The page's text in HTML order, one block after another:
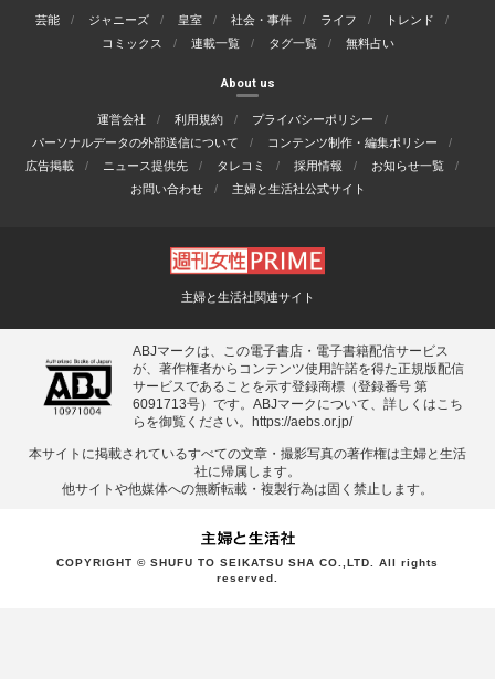
芸能 ジャニーズ 皇室 社会・事件 ライフ
トレンド
コミックス
連載一覧 タグ一覧 無料占い
About us
運営会社 利用規約
プライバシーポリシー
パーソナルデータの外部送信について
コンテンツ制作・編集ポリシー
広告掲載
ニュース提供先 タレコミ 採用情報
お知らせ一覧
お問い合わせ
主婦と生活社公式サイト
主婦と生活社関連サイト
ABJマークは、この電子書店・電子書籍配信サービス
が、著作権者からコンテンツ使用許諾を得た正規版配信
サービスであることを示す登録商標（登録番号 第
6091713号）です。ABJマークについて、詳しくはこち
らを御覧ください。
https://aebs.or.jp/
本サイトに掲載されているすべての⽂章・撮影写真の著作権は主婦と⽣活
社に帰属します。
他サイトや他媒体への無断転載・複製⾏為は固く禁⽌します。
COPYRIGHT © SHUFU TO SEIKATSU SHA CO.,LTD. All rights
reserved.